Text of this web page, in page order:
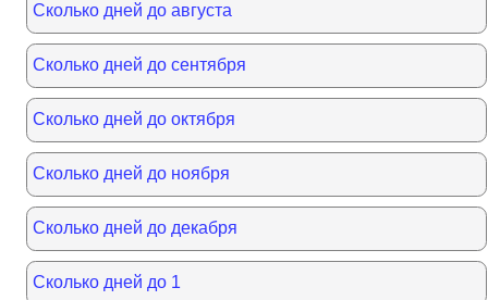
Сколько дней до августа
Сколько дней до сентября
Сколько дней до октября
Сколько дней до ноября
Сколько дней до декабря
Сколько дней до 1